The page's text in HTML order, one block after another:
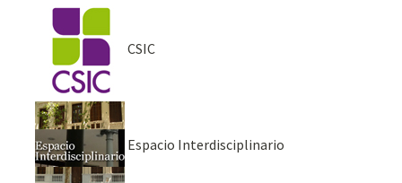
CSIC
Espacio Interdisciplinario